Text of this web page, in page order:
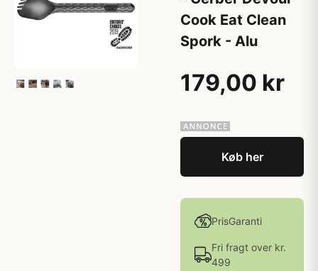
Cook Eat Clean
Spork - Alu
179,00 kr
Køb her
PrisGaranti
Fri fragt over kr.
499